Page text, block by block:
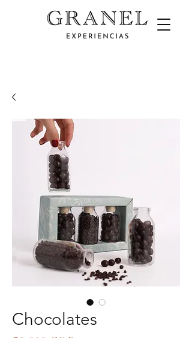
Chocolates